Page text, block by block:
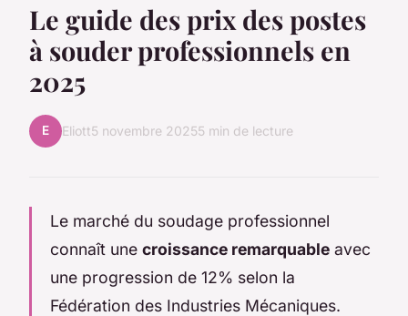
Le guide des prix des postes
à souder professionnels en
2025
E Eliott5 novembre 20255 min de lecture
Le marché du soudage professionnel
connaît une croissance remarquable avec
une progression de 12% selon la
Fédération des Industries Mécaniques.